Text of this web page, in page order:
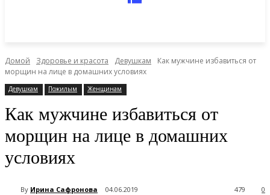
Домой Здоровье и красота Девушкам
Как мужчине избавиться от
морщин на лице в домашних условиях
Девушкам Пожилым Женщинам
Как мужчине избавиться от
морщин на лице в домашних
условиях
By Ирина Сафронова 04.06.2019 0
479